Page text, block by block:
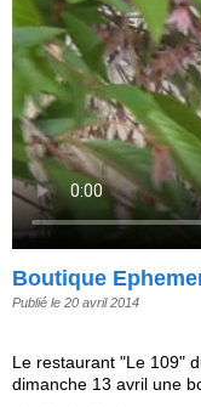
Boutique
Publié le 20 avril 2014
Le restaurant "Le 109"
dimanche 13 avril une